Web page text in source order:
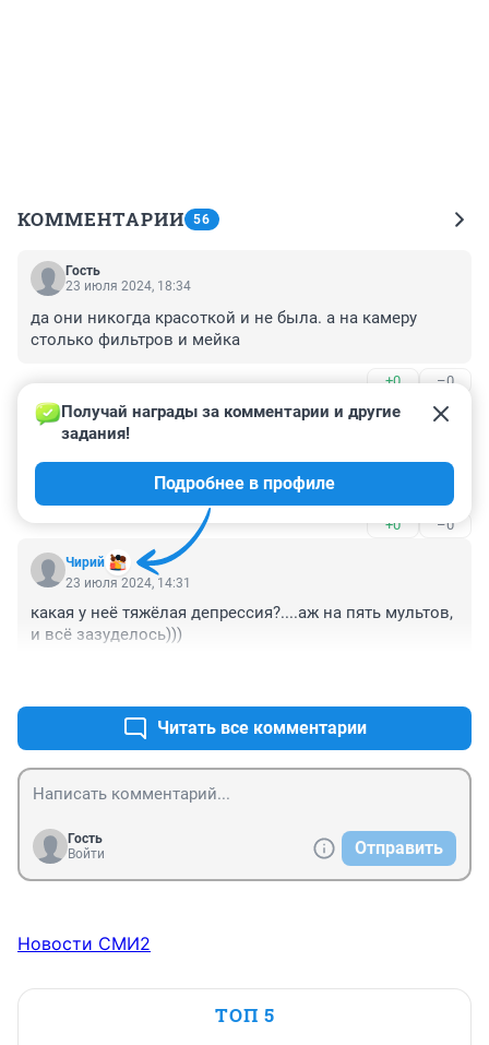
КОММЕНТАРИИ 56
Гость
23 июля 2024, 18:34
да они никогда красоткой и не была. а на камеру
столько фильтров и мейка
+0 –0
Гость
23 июля 2024, 17:09
Какое может быть достоинство у людей, пришедших
на концерт этой певички?
+0 –0
Чирий
Получай награды за комментарии и другие
задания!
Подробнее в профиле
23 июля 2024, 14:31
какая у неё тяжёлая депрессия?....аж на пять мультов,
и всё зазуделось)))
Читать все комментарии
Гость
Войти
Отправить
Новости СМИ2
ТОП 5